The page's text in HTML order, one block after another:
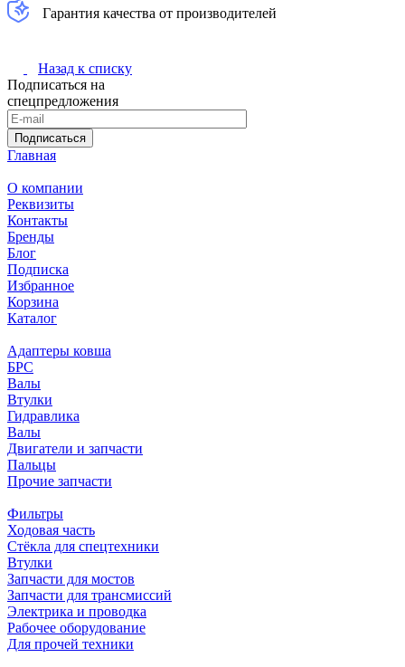
Гарантия качества от производителей
Назад к списку
Подписаться на
спецпредложения
Подписаться
Главная
О компании
Реквизиты
Контакты
Бренды
Блог
Подписка
Избранное
Корзина
Каталог
Адаптеры ковша
БРС
Валы
Втулки
Гидравлика
Валы
Двигатели и запчасти
Пальцы
Прочие запчасти
Фильтры
Ходовая часть
Стёкла для спецтехники
Втулки
Запчасти для мостов
Запчасти для трансмиссий
Электрика и проводка
Рабочее оборудование
Для прочей техники